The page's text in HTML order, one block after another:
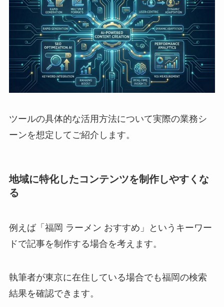
ツールの具体的な活用方法について実際の業務シ
ーンを想定してご紹介します。
地域に特化したコンテンツを制作しやすくな
る
例えば「福岡 ラーメン おすすめ」というキーワー
ドで記事を制作する場合を考えます。
執筆者が東京に在住している場合でも福岡の検索
結果を確認できます。